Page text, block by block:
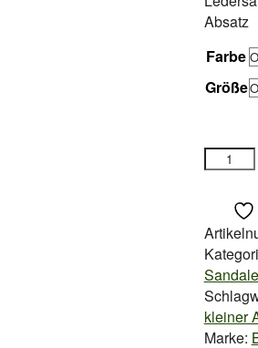
Absatz
Farbe
Größe
Bertuchi
Absatz
Menge
kleiner
Marke: